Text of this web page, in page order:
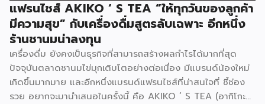
จากไร่ของเกษตรในชุมชน มัทฉะแท้100% จากเมืองนิชิโอะ
ประเทศญี่ปุ่น กลุ่มชาไทยสไตล์แบบไทยไทย กลุ่ม Topping และ
เมนูใหม่ ๆ ตามเทศกาล รวมถึงชาหมักเพื่อสุขภาพ KOMBUCHA
จำหน่ายในราคาเริ่มต้น 25 บาท […]
แฟรนไชส์ AKIKO ‘ S TEA “ให้ทุกวันของลูกค้า
มีความสุข” กับเครื่องดื่มสูตรลับเฉพาะ อีกหนึ่ง
ร้านชานมน่าลงทุน
เครื่องดื่ม ยังคงเป็นธุรกิจที่สามารถสร้างผลกำไรได้มากที่สุด
ปัจจุบันตลาดชานมไข่มุกเติบโตอย่างต่อเนื่อง มีแบรนด์น้องใหม่
เกิดขึ้นมากมาย และอีกหนึ่งแบรนด์แฟรนไชส์ที่น่าสนใจที่ ชี้ช่อง
รวย อยากจะมานำเสนอในครั้งนี้ คือ AKIKO ‘ S TEA (อากิโกะที)